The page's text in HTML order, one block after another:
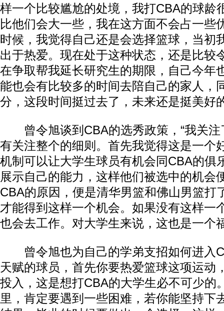
样一个比较尴尬的处境，我打CBA的球龄
比他们会大一些，我在这方面不会占一些
时候，我觉得自己还是会选择篮球，当初
出于热爱。现在处于这种状态，还是比较
在争取帮我延长研究生的期限，自己今年
能也会有比较多的时间去陪自己的家人，
分，这段时间挺过去了，未来还是挺美好
曾令旭谈到CBA的选秀政策，“我关注
有关注整个的细则。首先我觉得这是一个
机制可以让大学生球员有机会同CBA的俱
展示自己的能力，这样他们被选中的机会
CBA的原因，便是清华男篮和佛山男篮打
才能得到这样一个机会。如果没有这样一
也会去工作。对大学生来说，这也是一个
曾令旭也为自己的学弟支招如何进入
天赋的球员，首先你要热爱篮球这项运动
投入，这是想打CBA的大学生必不可少的
里，肯定要遇到一些困难，若你能坚持下